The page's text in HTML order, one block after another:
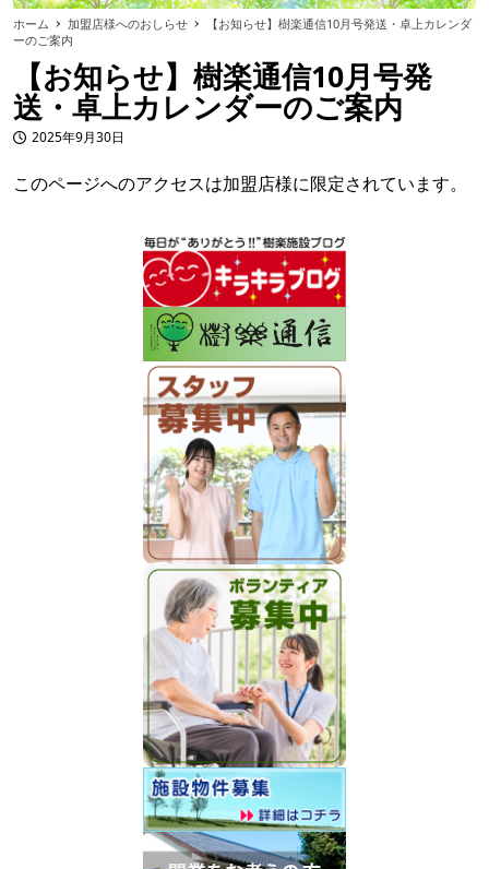
ホーム 加盟店様へのおしらせ
【お知らせ】樹楽通信10月号発送・卓上カレンダ
ーのご案内
【お知らせ】樹楽通信10月号発
送・卓上カレンダーのご案内
投稿日2025年9月30日
このページへのアクセスは加盟店様に限定されています。